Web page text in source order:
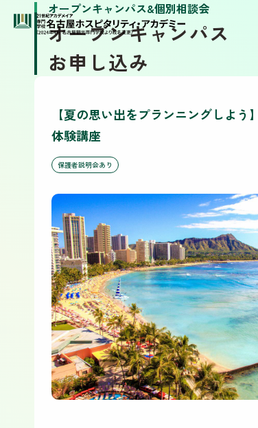
オープンキャンパス&個別相談会
オープンキャンパス
お申し込み
【夏の思い出をプランニングしよう
体験講座
保護者説明会あり